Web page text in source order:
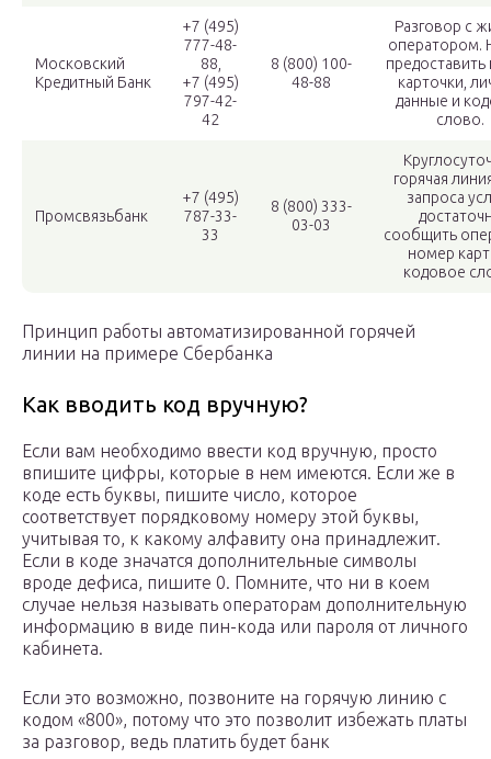
Московский
Кредитный Банк
+7 (495)
777-48-
88,
+7 (495)
797-42-
42
8 (800) 100-
48-88
Разговор с
оператором.
карточки,
данные и
слово.
Промсвязьбанк
+7 (495)
787-33-
33
8 (800) 333-
03-03
горячая
запроса
сообщить
номер
кодовое
Принцип работы автоматизированной горячей
линии на примере Сбербанка
Как вводить код вручную?
Если вам необходимо ввести код вручную, просто
впишите цифры, которые в нем имеются. Если же в
коде есть буквы, пишите число, которое
соответствует порядковому номеру этой буквы,
учитывая то, к какому алфавиту она принадлежит.
Если в коде значатся дополнительные символы
вроде дефиса, пишите 0. Помните, что ни в коем
случае нельзя называть операторам дополнительную
информацию в виде пин-кода или пароля от личного
кабинета.
Если это возможно, позвоните на горячую линию с
кодом «800», потому что это позволит избежать платы
за разговор, ведь платить будет банк